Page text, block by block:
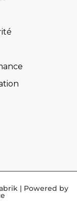
| Powered by